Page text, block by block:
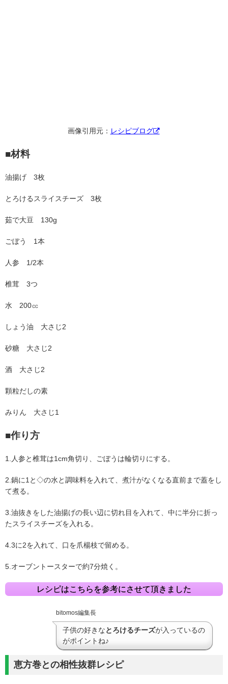
画像引用元： レシピブログ
■材料
油揚げ 3枚
とろけるスライスチーズ 3枚
茹で大豆 130g
ごぼう 1本
人参 1/2本
椎茸 3つ
水 200㏄
しょう油 大さじ2
砂糖 大さじ2
酒 大さじ2
顆粒だしの素
みりん 大さじ1
■作り方
1.人参と椎茸は1cm角切り、ごぼうは輪切りにする。
2.鍋に1と◇の水と調味料を入れて、煮汁がなくなる直前まで蓋をし
て煮る。
3.油抜きをした油揚げの長い辺に切れ目を入れて、中に半分に折っ
たスライスチーズを入れる。
4.3に2を入れて、口を爪楊枝で留める。
5.オーブントースターで約7分焼く。
レシピはこちらを参考にさせて頂きました
bitomos編集長
子供の好きなとろけるチーズが入っているの
がポイントね♪
恵方巻との相性抜群レシピ